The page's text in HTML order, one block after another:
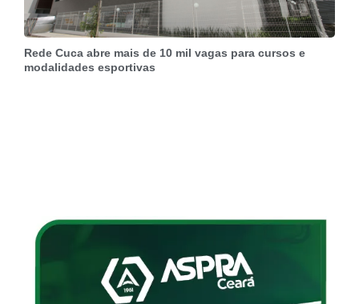
Rede Cuca abre mais de 10 mil vagas para cursos e
modalidades esportivas